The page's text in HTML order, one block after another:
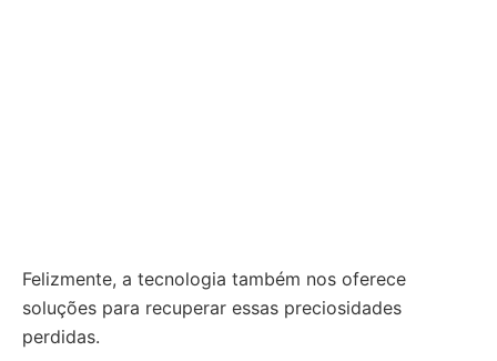
Felizmente, a tecnologia também nos oferece
soluções para recuperar essas preciosidades
perdidas.